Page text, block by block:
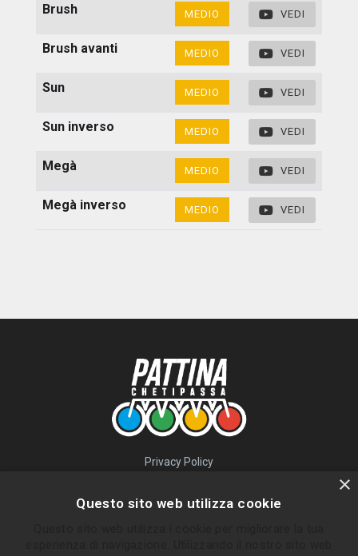
Brush MEDIO VEDI
Brush avanti MEDIO VEDI
Sun MEDIO VEDI
Sun inverso MEDIO VEDI
Megà MEDIO VEDI
Megà inverso MEDIO VEDI
Privacy Policy
×
Questo sito web utilizza cookie